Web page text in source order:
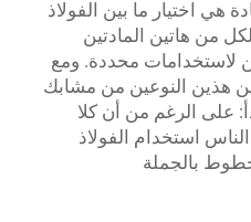
هي اختيار ما بين الفولاذ
من هاتين المادتين
لاستخدامات محددة. ومع
هذين النوعين من مشابك
على الرغم من أن كلا
استخدام الفولاذ
بالجملة